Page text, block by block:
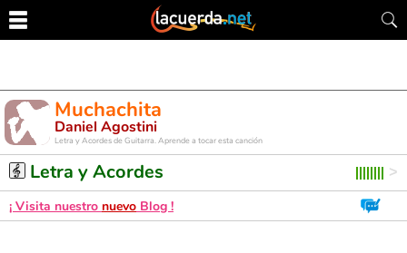
Muchachita
Daniel Agostini
Letra y Acordes de Guitarra. Aprende a tocar esta canción
Letra y Acordes
¡ Visita nuestro nuevo Blog !